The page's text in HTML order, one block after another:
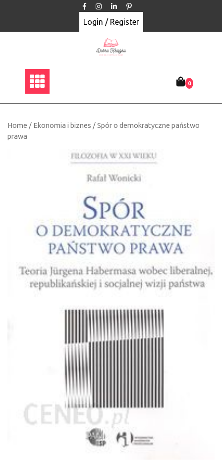
Login / Register
0
Home / Ekonomia i biznes / Spór o demokratyczne państwo
prawa